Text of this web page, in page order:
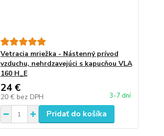
Vetracia mriežka - Nástenný prívod
vzduchu, nehrdzavejúci s kapucňou VLA
160 H_E
24 €
20 € bez DPH 3-7 dní
Pridať do košíka